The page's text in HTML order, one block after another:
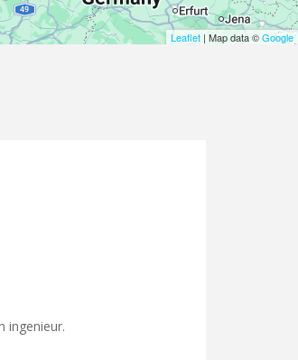
Leaflet | Map data ©Google
ingenieur.